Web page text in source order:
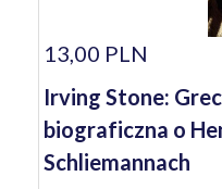
13,00 PLN
Irving Stone:
biograficzna o
Schliemannach